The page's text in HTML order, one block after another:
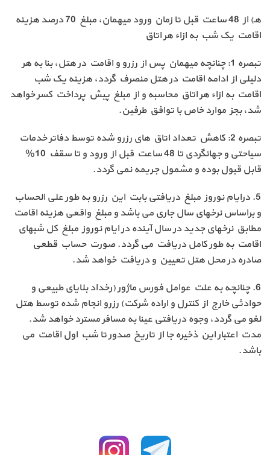
هـ) از 48 ساعت قبل تا زمان ورود میهمان، مبلغ 70 درصد هزینه
اقامت یک شب به ازاء هر اتاق
تبصره 1: چنانچه میهمان پس از رزرو و اقامت در هتل، بنا به هر
دلیلی از ادامه اقامت در هتل منصرف گردد، هزینه یک شب
اقامت به ازاء هر اتاق محاسبه و از مبلغ پیش پرداخت کسر خواهد
شد، بجز موارد خاص با توافق طرفین.
تبصره 2: کاهش تعداد اتاق های رزرو شده توسط دفاتر خدمات
سیاحتی و جهانگردی تا 48 ساعت قبل از ورود و تا سقف 10%
قابل قبول بوده و مشمول جریمه نمی گردد.
5. درایام نوروز مبلغ دریافتی بابت این رزرو به طور علی الحساب
و براساس نرخهای سال جاری می باشد و مبلغ واقعی هزینه اقامت
مطابق نرخهای جدید در سال آینده در ایام نوروز مبلغ کل شبهای
اقامت به طور کامل دریافت می گردد. صورت حساب قطعی
صادره در محل هتل تعیین و دریافت خواهد شد.
6. چنانچه به علت عوامل فورس ماژور (رخداد بلایای طبیعی و
حوادثی خارج از کنترل و اراده شرکت) رزرو انجام شده توسط هتل
لغو می گردد، وجوه دریافتی عینا به مسافر مسترد خواهد شد.
مدت اعتبار این ذخیره جا از تاریخ صدور تا شب اول اقامت می
باشد.